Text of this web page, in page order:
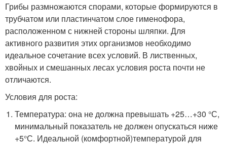
Грибы размножаются спорами, которые формируются в
трубчатом или пластинчатом слое гименофора,
расположенном с нижней стороны шляпки. Для
активного развития этих организмов необходимо
идеальное сочетание всех условий. В лиственных,
хвойных и смешанных лесах условия роста почти не
отличаются.
Условия для роста:
Температура: она не должна превышать +25…+30 °С,
минимальный показатель не должен опускаться ниже
+5°С. Идеальной (комфортной)температурой для